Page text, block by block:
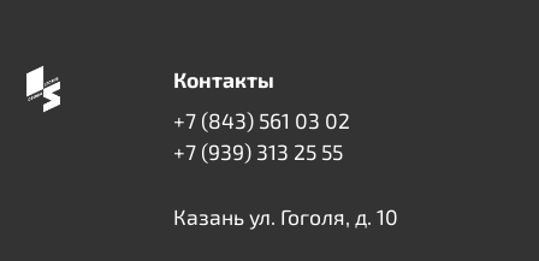
Контакты
+7 (843) 561 03 02
+7 (939) 313 25 55
Казань ул. Гоголя, д. 10